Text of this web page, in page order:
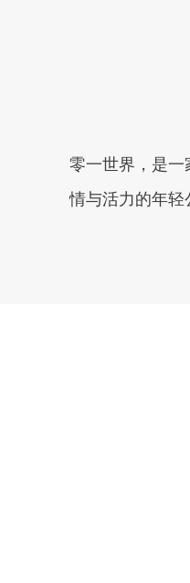
零一世界，是一
情与活力的年轻